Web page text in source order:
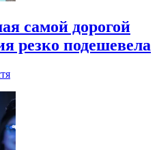
самой дорогой
резко подешевела